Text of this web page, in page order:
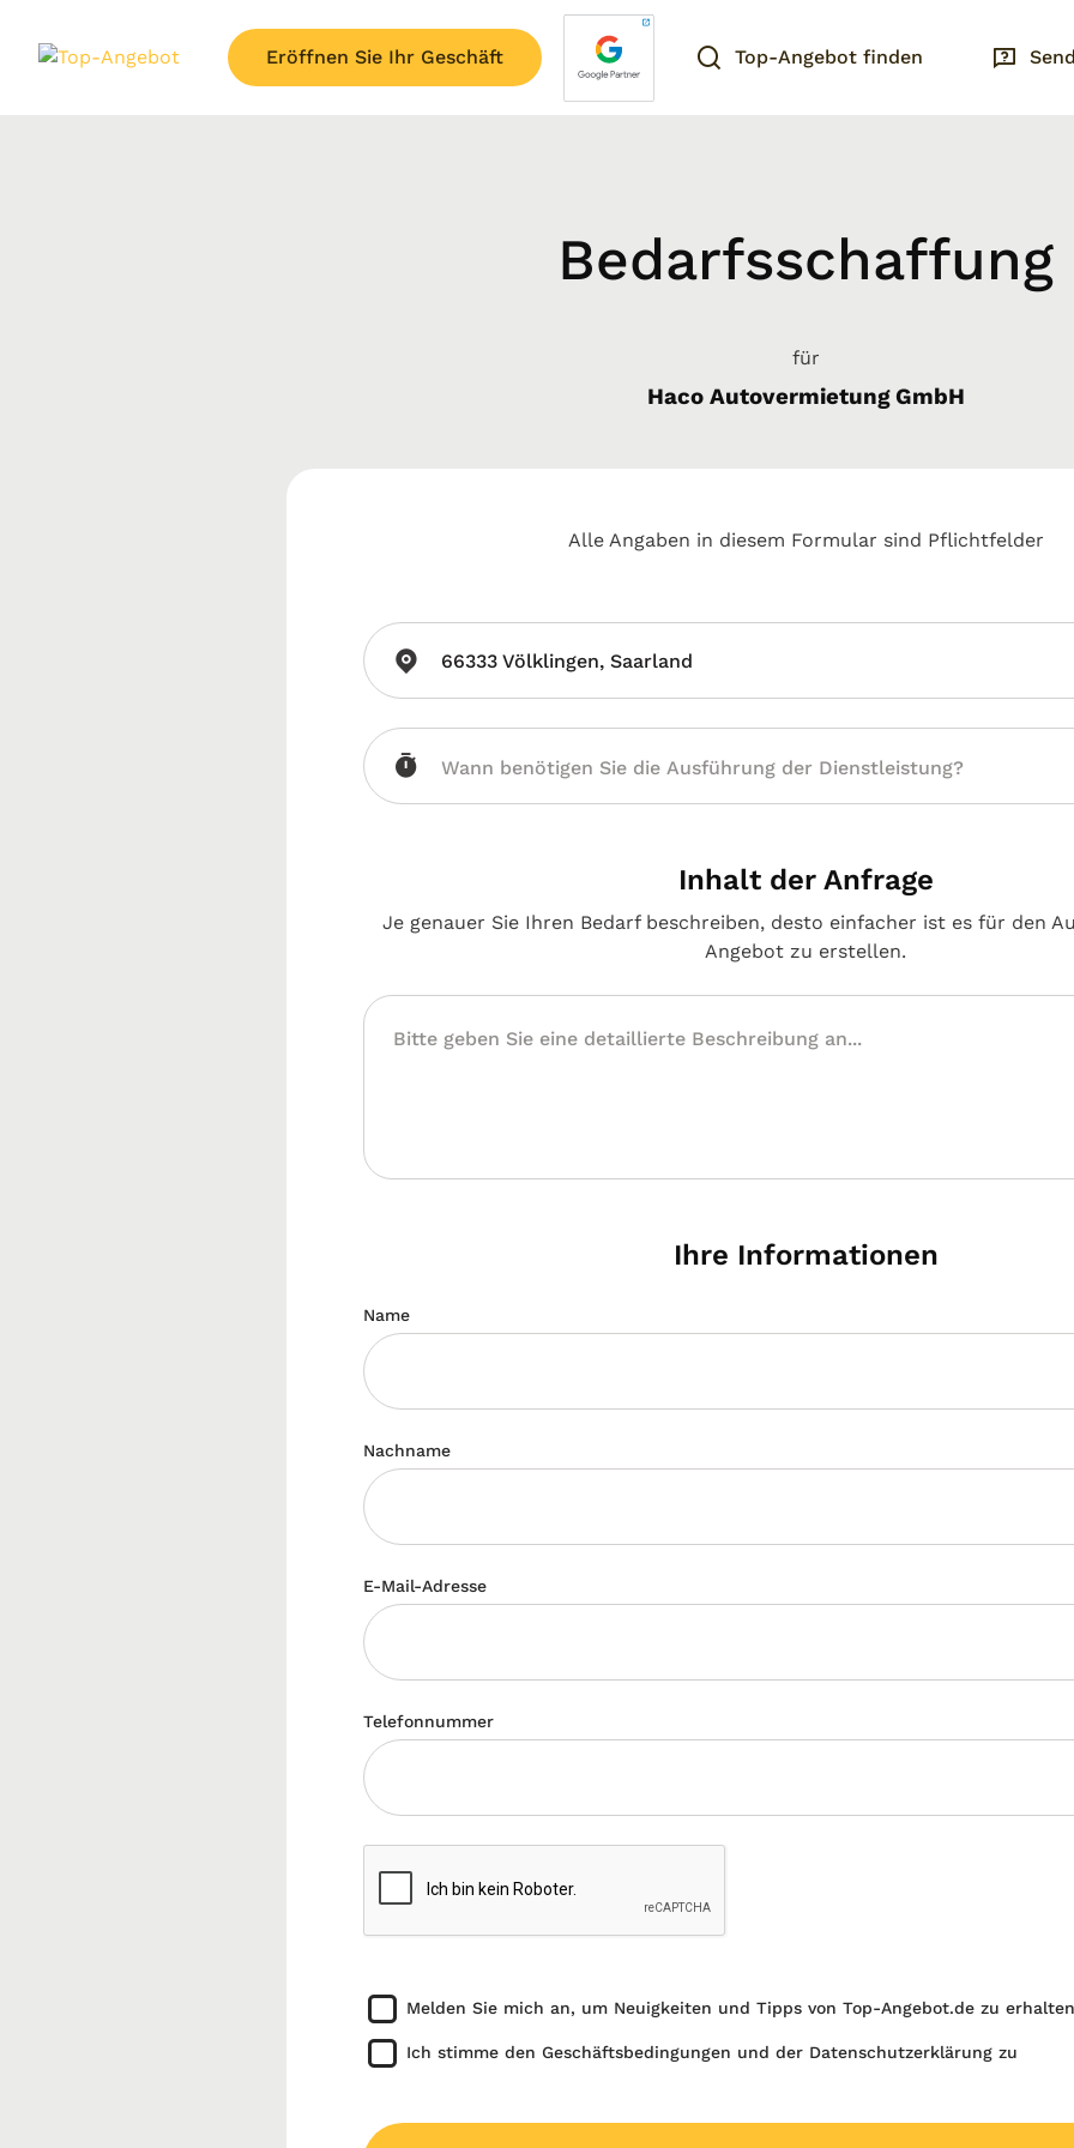
Eröffnen Sie Ihr Geschäft Top-Angebot finden
Bedarfsschaffung
für
Haco Autovermietung GmbH
Alle Angaben in diesem Formular sind Pflichtfelder
66333 Völklingen, Saarland
Inhalt der Anfrage
Je genauer Sie Ihren Bedarf beschreiben, desto einfacher ist es für den
Angebot zu erstellen.
Ihre Informationen
Name
Nachname
E-Mail-Adresse
Telefonnummer
Melden Sie mich an, um Neuigkeiten und Tipps von Top-Angebot.de zu erhalten
Ich stimme den Geschäftsbedingungen und der Datenschutzerklärung zu